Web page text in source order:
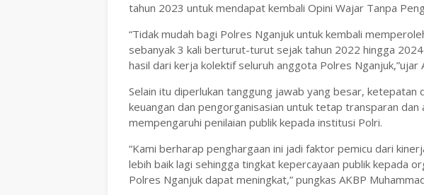
tahun 2023 untuk mendapat kembali Opini Wajar Tanpa
“Tidak mudah bagi Polres Nganjuk untuk kembali
sebanyak 3 kali berturut-turut sejak tahun 2022 hingga
hasil dari kerja kolektif seluruh anggota Polres Nganjuk,”ujar
Selain itu diperlukan tanggung jawab yang besar, ketepatan
keuangan dan pengorganisasian untuk tetap transparan
mempengaruhi penilaian publik kepada institusi Polri.
“Kami berharap penghargaan ini jadi faktor pemicu dari
lebih baik lagi sehingga tingkat kepercayaan publik kepada
Polres Nganjuk dapat meningkat,” pungkas AKBP